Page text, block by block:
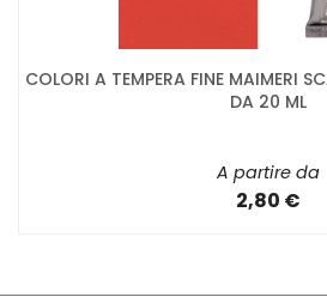
COLORI A TEMPERA FINE MAIMERI
DA 20 ML
A partire da
2,80 €